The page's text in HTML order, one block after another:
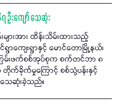
ဦးကျော် သေဆုံး
ျားအား ထိန်းသိမ်းထားသည့်
ာကျေးရွာနှင့် မောင်တောမြို့နယ်၊
ြမ်းဖက်စစ်အုပ်စုက စက်တင်ဘာ ၈
က်ခိုက်မှုကြောင့် စစ်သုံ့ပန်းနှင့်
သေဆုံးခဲ့သည်။